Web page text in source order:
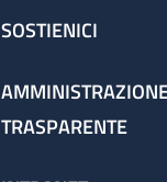
SOSTIENICI
TRASPARENTE